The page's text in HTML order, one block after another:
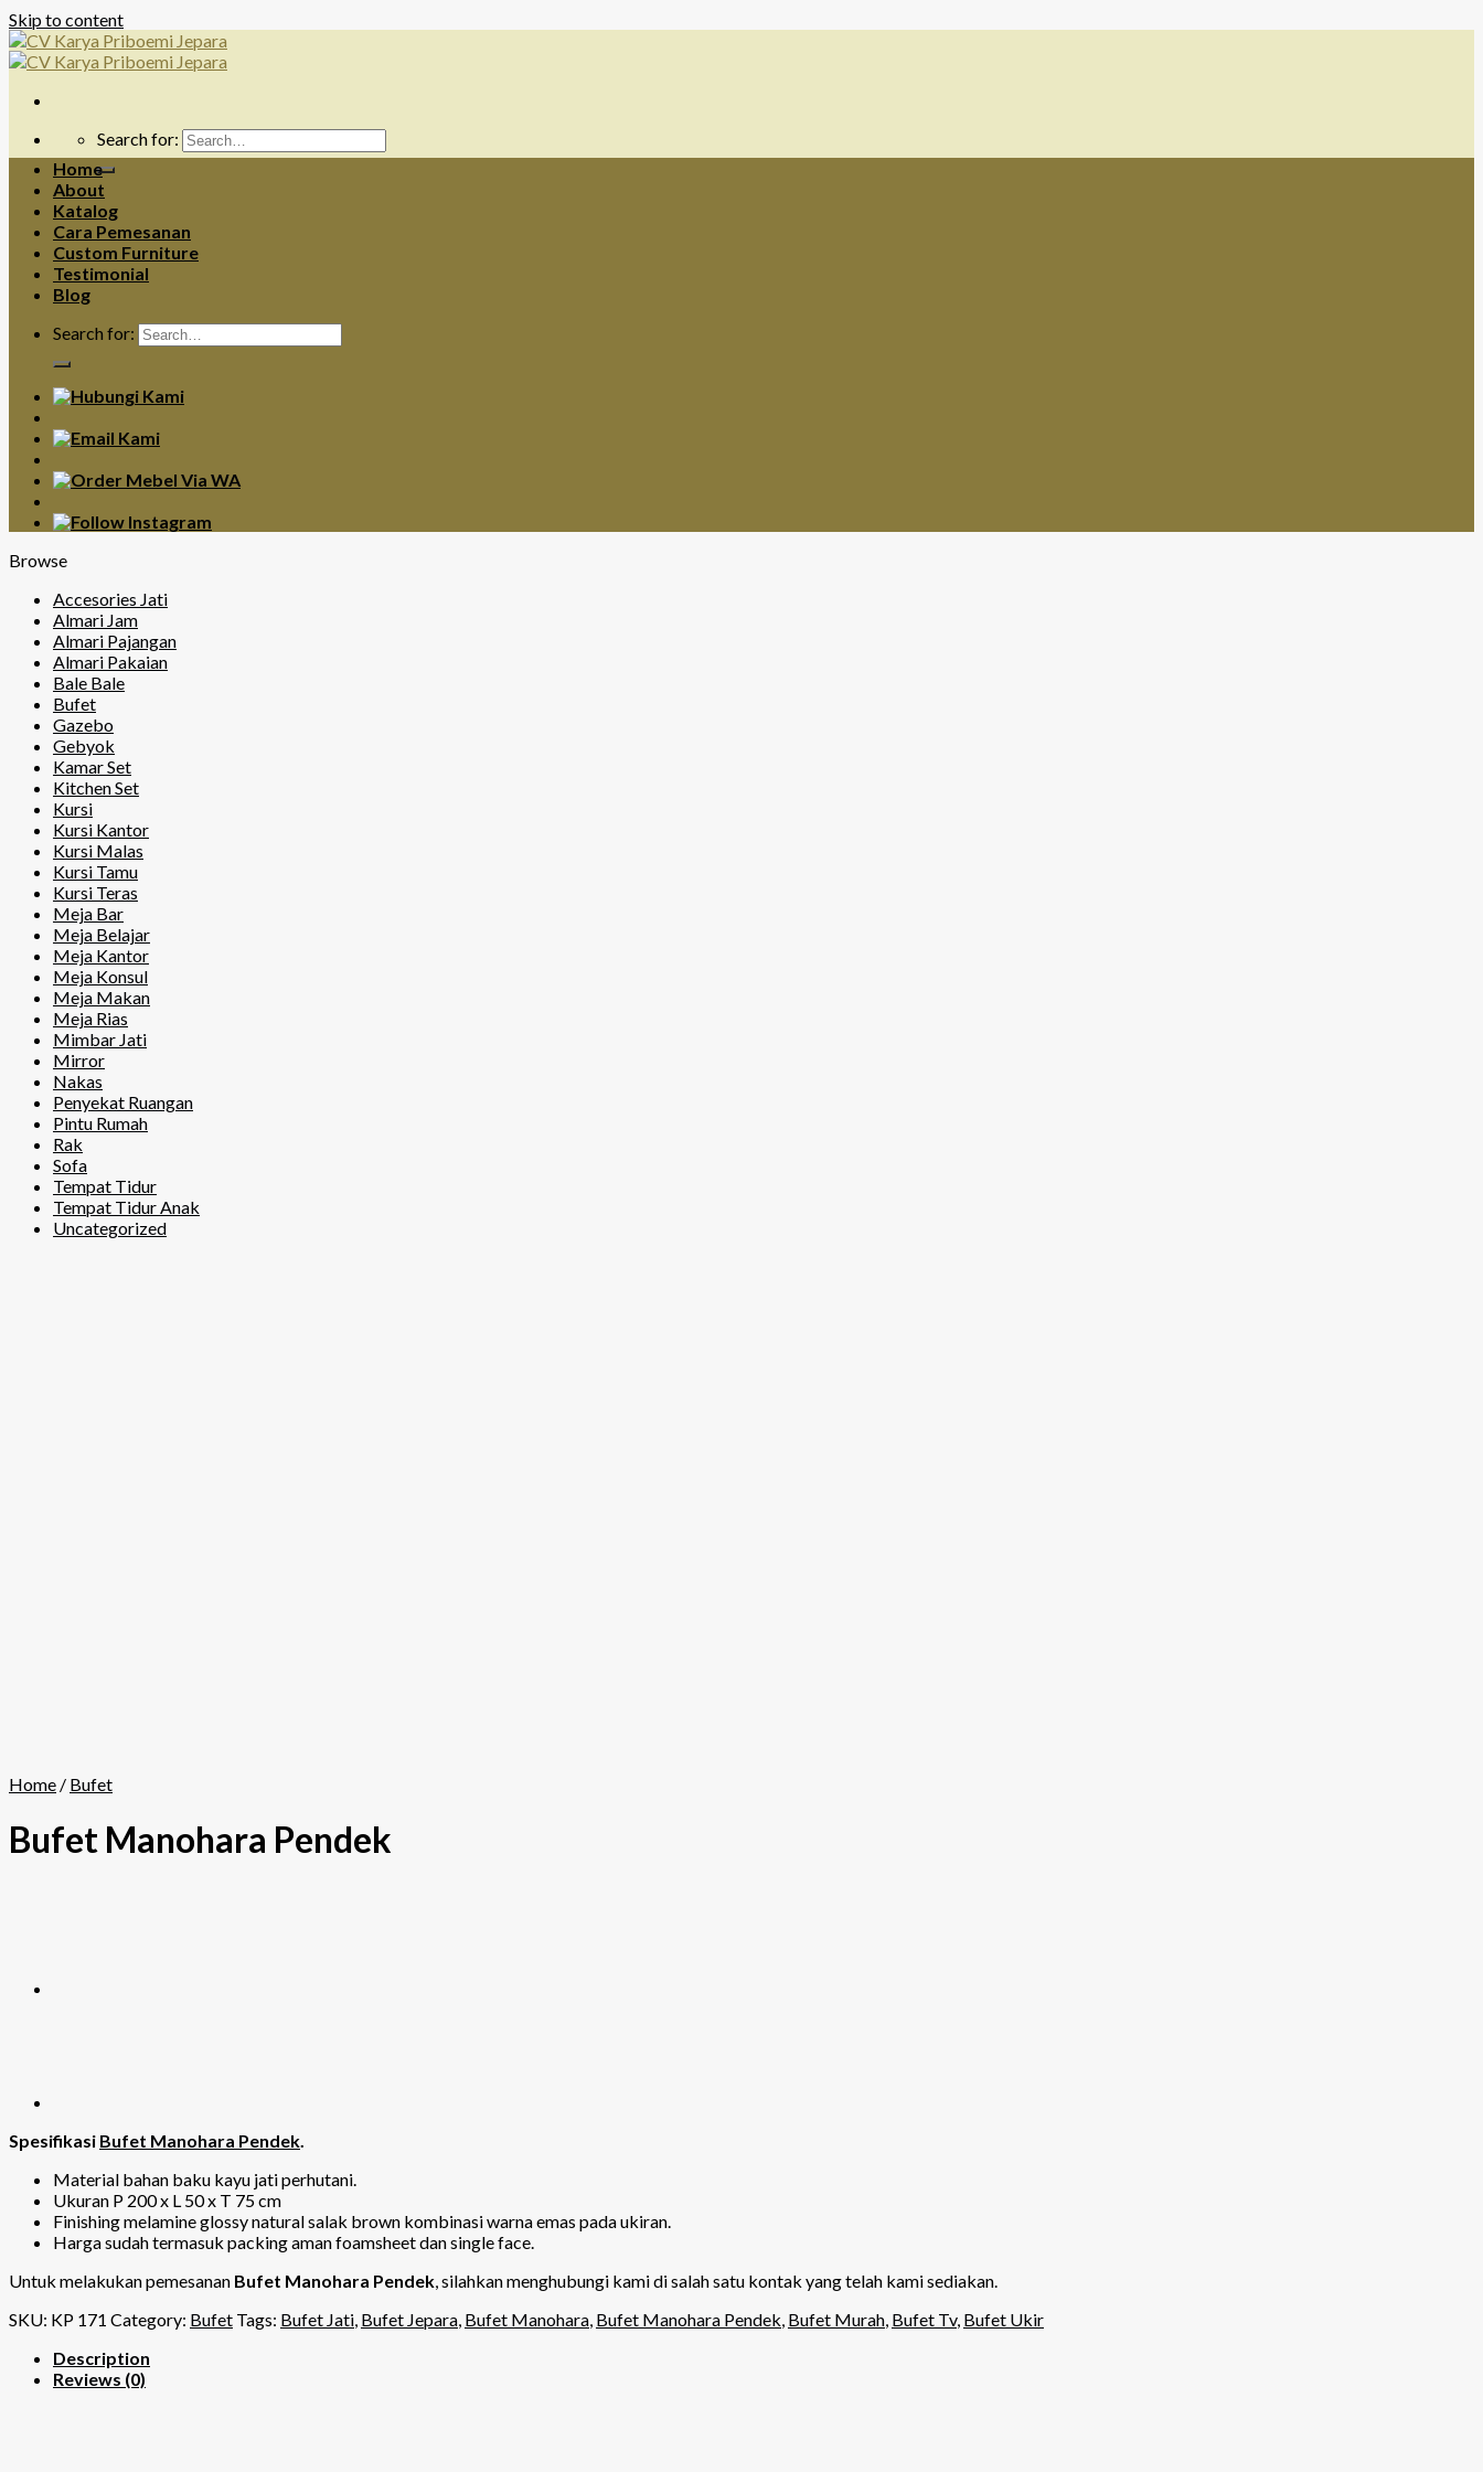
Skip to content
Search for:
Home
About
Katalog
Cara Pemesanan
Custom Furniture
Testimonial
Blog
Search for:
Browse
Accesories Jati
Almari Jam
Almari Pajangan
Almari Pakaian
Bale Bale
Bufet
Gazebo
Gebyok
Kamar Set
Kitchen Set
Kursi
Kursi Kantor
Kursi Malas
Kursi Tamu
Kursi Teras
Meja Bar
Meja Belajar
Meja Kantor
Meja Konsul
Meja Makan
Meja Rias
Mimbar Jati
Mirror
Nakas
Penyekat Ruangan
Pintu Rumah
Rak
Sofa
Tempat Tidur
Tempat Tidur Anak
Uncategorized
Home / Bufet
Bufet Manohara Pendek
Spesifikasi Bufet Manohara Pendek.
Material bahan baku kayu jati perhutani.
Ukuran P 200 x L 50 x T 75 cm
Finishing melamine glossy natural salak brown kombinasi warna emas pada ukiran.
Harga sudah termasuk packing aman foamsheet dan single face.
Untuk melakukan pemesanan Bufet Manohara Pendek, silahkan menghubungi kami di salah satu kontak yang telah kami sediakan.
SKU: KP 171 Category: Bufet Tags: Bufet Jati, Bufet Jepara, Bufet Manohara, Bufet Manohara Pendek, Bufet Murah, Bufet Tv, Bufet Ukir
Description
Reviews (0)